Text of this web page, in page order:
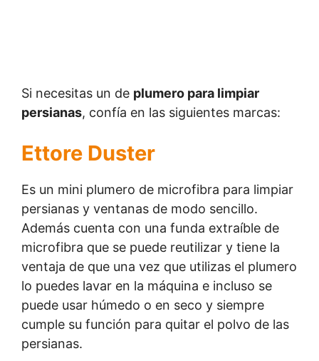
Si necesitas un de plumero para limpiar
persianas, confía en las siguientes marcas:
Ettore Duster
Es un mini plumero de microfibra para limpiar
persianas y ventanas de modo sencillo.
Además cuenta con una funda extraíble de
microfibra que se puede reutilizar y tiene la
ventaja de que una vez que utilizas el plumero
lo puedes lavar en la máquina e incluso se
puede usar húmedo o en seco y siempre
cumple su función para quitar el polvo de las
persianas.